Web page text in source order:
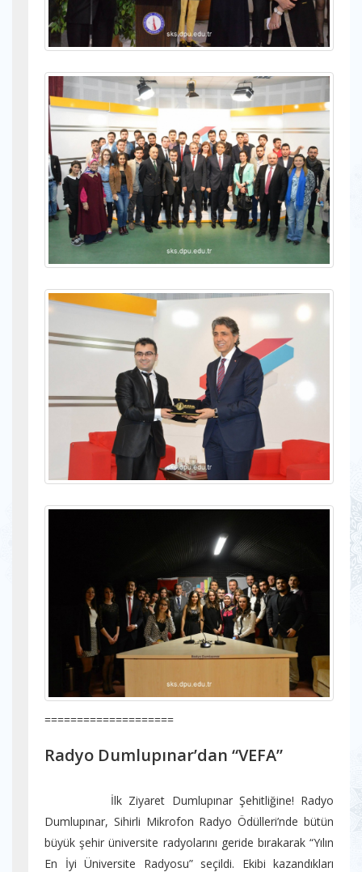
====================
Radyo Dumlupınar’dan “VEFA”
İlk Ziyaret Dumlupınar Şehitliğine! Radyo
Dumlupınar, Sihirli Mikrofon Radyo Ödülleri’nde bütün
büyük şehir üniversite radyolarını geride bırakarak “Yılın
En İyi Üniversite Radyosu” seçildi. Ekibi kazandıkları